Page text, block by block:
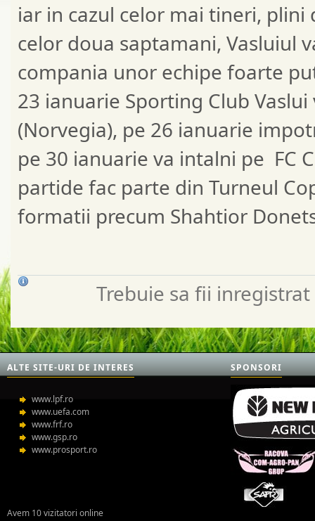
iar in cazul celor mai tineri,
celor doua saptamani, Vasluiul
compania unor echipe foarte
23 ianuarie Sporting Club
(Norvegia), pe 26 ianuarie
pe 30 ianuarie va intalni pe FC
partide fac parte din Turneul
formatii precum Shahtior
Trebuie sa fii
ALTE SITE-URI DE INTERES
www.lpf.ro
www.uefa.com
www.frf.ro
www.gsp.ro
www.prosport.ro
Avem 10 vizitatori online
SPONSORI